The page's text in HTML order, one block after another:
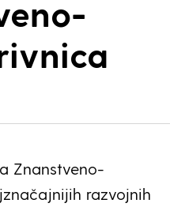
Znanstveno-
razvojnih